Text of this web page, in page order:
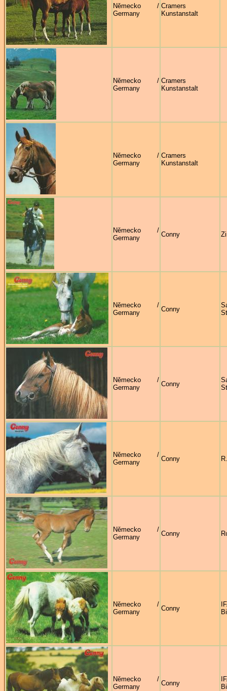
Německo /
Germany
Cramers
Kunstanstalt
Německo /
Germany
Cramers
Kunstanstalt
Německo /
Germany
Cramers
Kunstanstalt
Německo /
Germany
Conny
Německo /
Germany
Conny
Německo /
Germany
Conny
Německo /
Germany
Conny
Německo /
Germany
Conny
Německo /
Germany
Conny
Německo /
Germany
Conny